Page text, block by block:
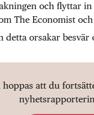
och flyttar
The Economist
detta orsakar
hoppas att du